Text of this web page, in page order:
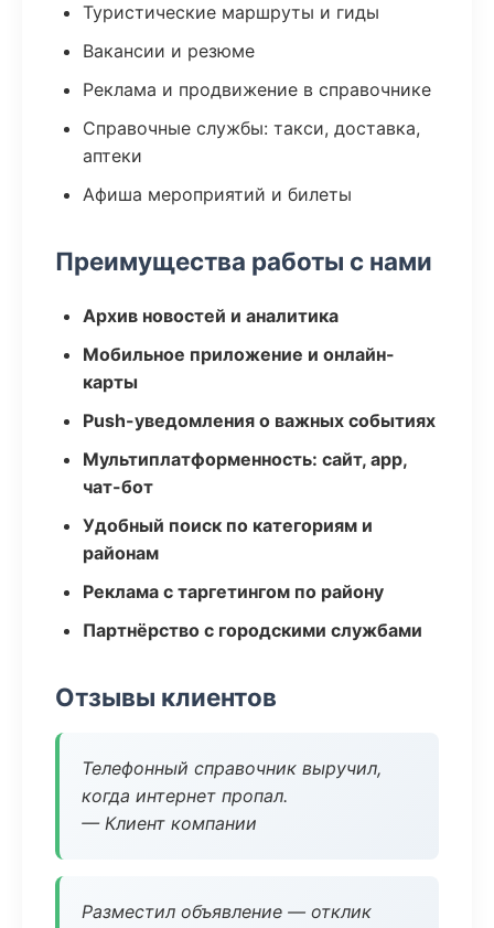
Туристические маршруты и гиды
Вакансии и резюме
Реклама и продвижение в справочнике
Справочные службы: такси, доставка,
аптеки
Афиша мероприятий и билеты
Преимущества работы с нами
Архив новостей и аналитика
Мобильное приложение и онлайн-
карты
Push-уведомления о важных событиях
Мультиплатформенность: сайт, app,
чат-бот
Удобный поиск по категориям и
районам
Реклама с таргетингом по району
Партнёрство с городскими службами
Отзывы клиентов
Телефонный справочник выручил,
когда интернет пропал.
— Клиент компании
Разместил объявление — отклик